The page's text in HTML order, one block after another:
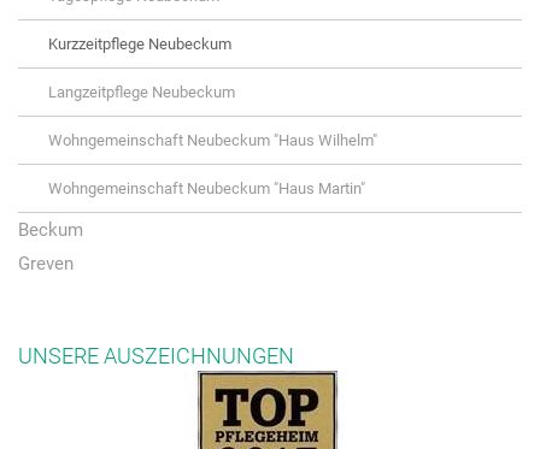
Kurzzeitpflege Neubeckum
Langzeitpflege Neubeckum
Wohngemeinschaft Neubeckum "Haus Wilhelm"
Wohngemeinschaft Neubeckum "Haus Martin"
Beckum
Greven
UNSERE AUSZEICHNUNGEN